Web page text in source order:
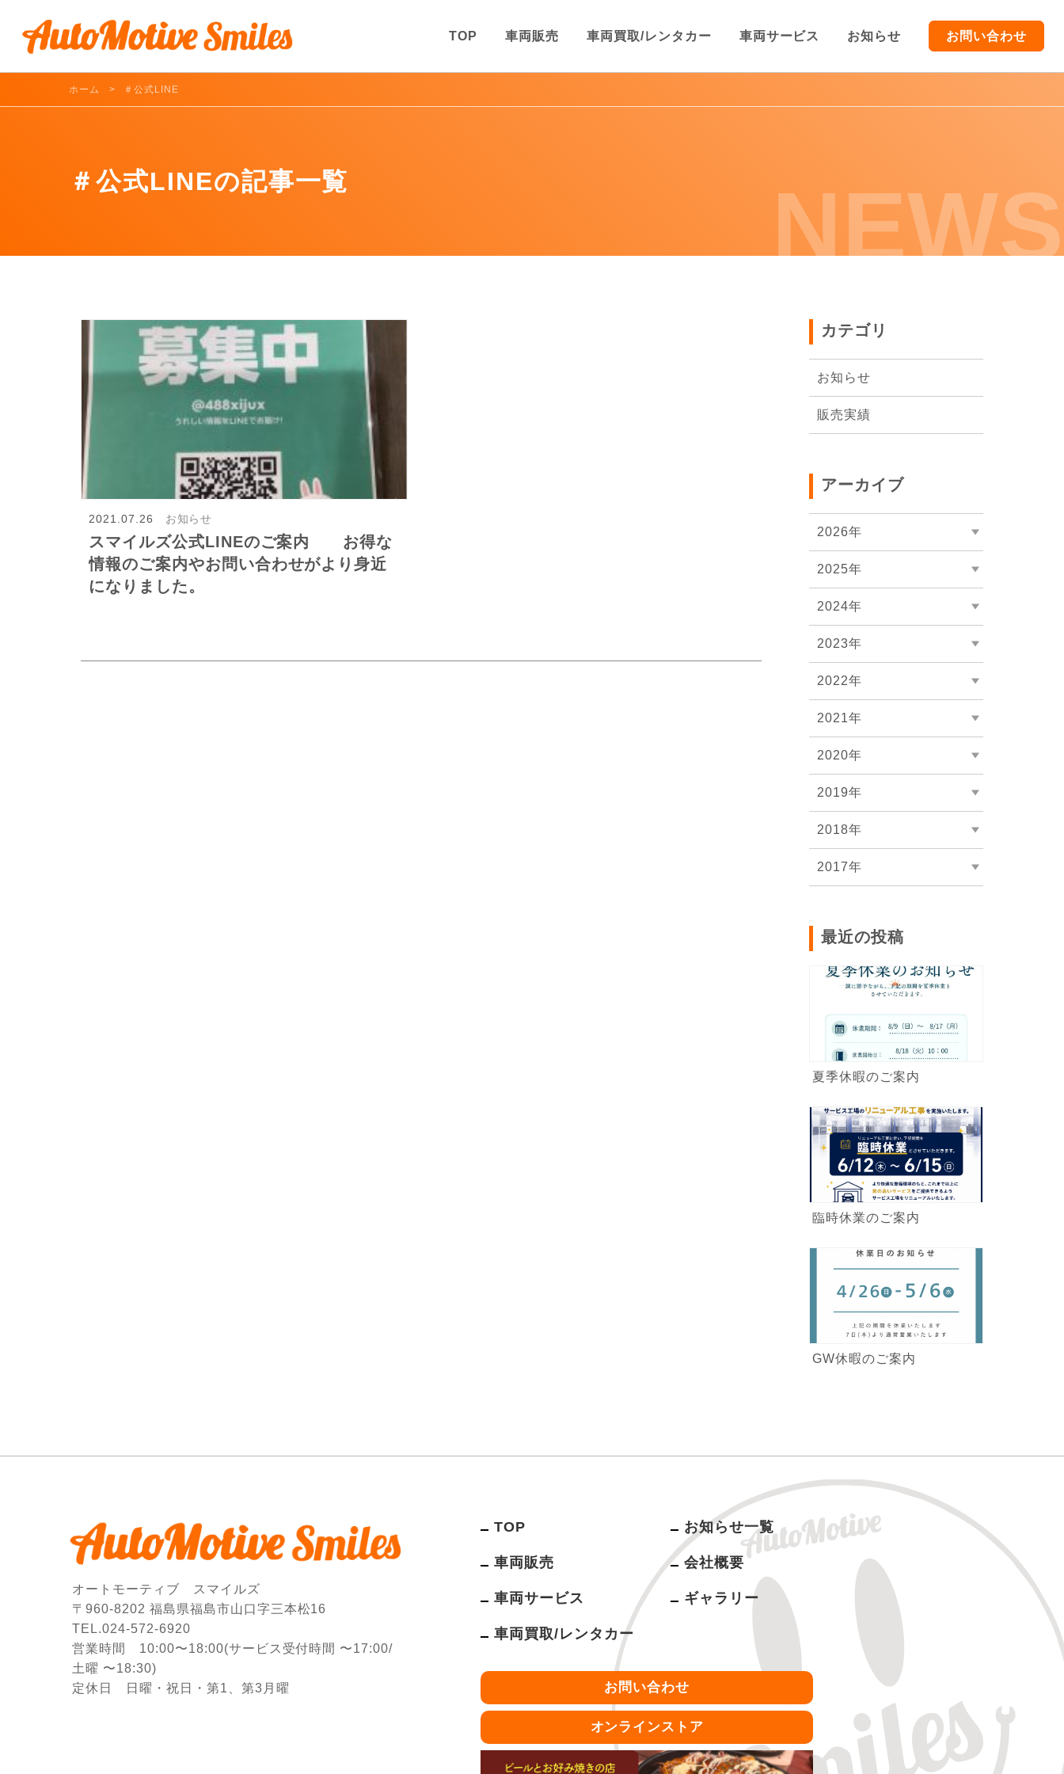
TOP 車両販売 車両買取/レンタカー 車両サービス お知らせ お問い合わせ
TOP
車両買取/レンタカー
ホーム ＃公式LINE
＃公式LINEの記事一覧 NEWS
2021.07.26 お知らせ
スマイルズ公式LINEのご案内 お得な
情報のご案内やお問い合わせがより身近
になりました。
カテゴリ
お知らせ
販売実績
アーカイブ
2026年
2025年
2024年
2023年
2022年
2021年
2020年
2019年
2018年
2017年
最近の投稿
夏季休暇のご案内
臨時休業のご案内
GW休暇のご案内
オートモーティブ スマイルズ
〒960-8202 福島県福島市山口字三本松16
TEL.024-572-6920
営業時間 10:00〜18:00(サービス受付時間 〜17:00/
土曜 〜18:30)
定休日 日曜・祝日・第1、第3月曜
TOP お知らせ一覧
車両販売 会社概要
車両サービス ギャラリー
車両買取/レンタカー
お問い合わせ
オンラインストア